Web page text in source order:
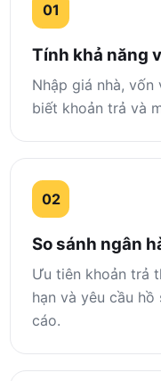
01
Tính khả năng
Nhập giá nhà, vốn
biết khoản trả và
02
So sánh ngân
Ưu tiên khoản trả
hạn và yêu cầu
cáo.